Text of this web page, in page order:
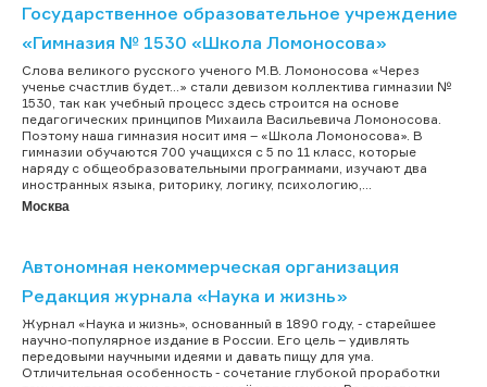
Государственное образовательное учреждение
«Гимназия № 1530 «Школа Ломоносова»
Cлова великого русского ученого М.В. Ломоносова «Через
ученье счастлив будет…» стали девизом коллектива гимназии №
1530, так как учебный процесс здесь строится на основе
педагогических принципов Михаила Васильевича Ломоносова.
Поэтому наша гимназия носит имя – «Школа Ломоносова». В
гимназии обучаются 700 учащихся с 5 по 11 класс, которые
наряду с общеобразовательными программами, изучают два
иностранных языка, риторику, логику, психологию,...
Москва
Автономная некоммерческая организация
Редакция журнала «Наука и жизнь»
Журнал «Наука и жизнь», основанный в 1890 году, - старейшее
научно-популярное издание в России. Его цель – удивлять
передовыми научными идеями и давать пищу для ума.
Отличительная особенность - сочетание глубокой проработки